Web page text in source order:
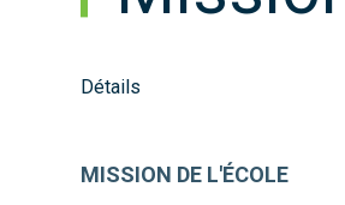
Détails
MISSION DE L'ÉCOLE